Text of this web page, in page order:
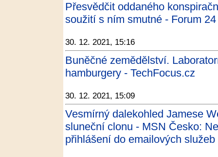
Přesvědčit oddaného
soužití s ním smutné - Forum 24
30. 12. 2021, 15:16
Buněčné zemědělství.
hamburgery - TechFocus.cz
30. 12. 2021, 15:09
Vesmírný dalekohled Jamese
sluneční clonu - MSN Česko:
přihlášení do emailových